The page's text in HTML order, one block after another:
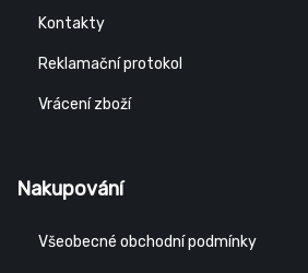
Kontakty
Reklamační protokol
Vrácení zboží
Nakupování
Všeobecné obchodní podmínky